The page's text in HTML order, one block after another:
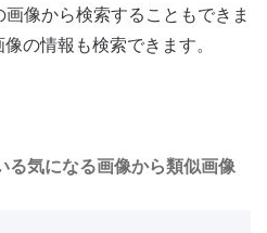
像から検索することもできま
の情報も検索できます。
気になる画像から類似画像